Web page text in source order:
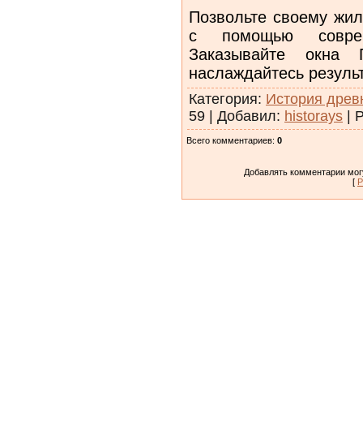
Позвольте своему
с помощью
Заказывайте
наслаждайтесь
Категория: История
59 | Добавил: historays |
Всего комментариев: 0
Добавлять комментарии
[